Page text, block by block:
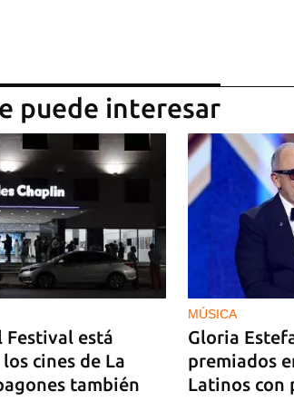
puede interesar
Festival está
cines de La
también
MÚSICA
Gloria
premiados
Latinos con